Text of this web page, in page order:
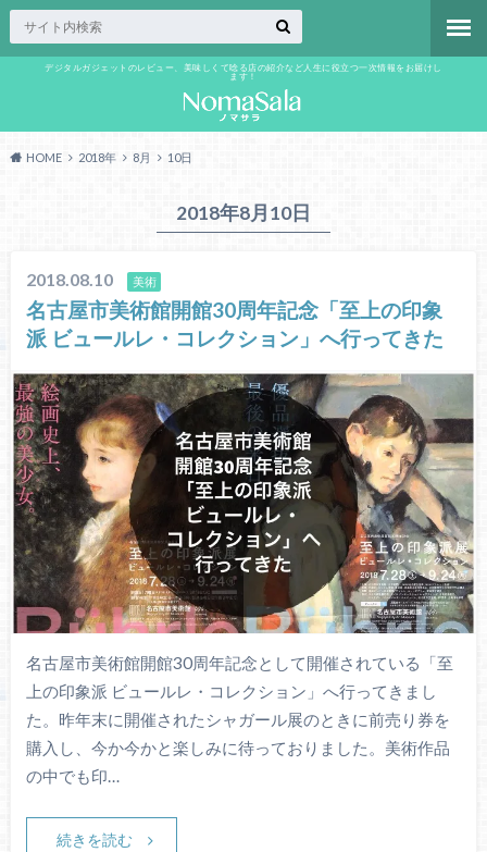
デジタルガジェットのレビュー、美味しくて唸る店の紹介など人生に役立つ一次情報をお届けし
ます！
HOME 2018年 8月 10日
2018年8月10日
2018.08.10 美術
名古屋市美術館開館30周年記念「至上の印象
派 ビュールレ・コレクション」へ行ってきた
名古屋市美術館開館30周年記念として開催されている「至
上の印象派 ビュールレ・コレクション」へ行ってきまし
た。昨年末に開催されたシャガール展のときに前売り券を
購入し、今か今かと楽しみに待っておりました。美術作品
の中でも印…
続きを読む